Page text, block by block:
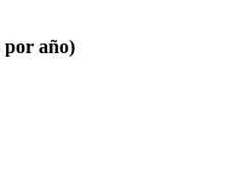
por año)